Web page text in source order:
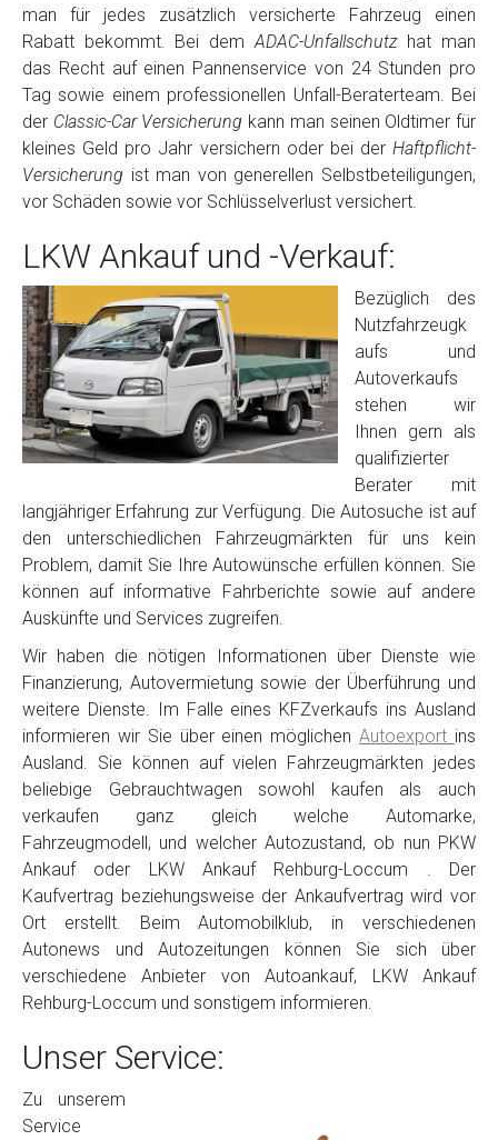
man für jedes zusätzlich versicherte Fahrzeug einen
Rabatt bekommt. Bei demADAC-Unfallschutzhat man
das Recht auf einen Pannenservice von 24 Stunden pro
Tag sowie einem professionellen Unfall-Beraterteam. Bei
der Classic-Car Versicherung kann man seinen Oldtimer für
kleines Geld pro Jahr versichern oder bei der Haftpflicht-
Versicherung ist man von generellen Selbstbeteiligungen,
vor Schäden sowie vor Schlüsselverlust versichert.
LKW Ankauf und -Verkauf:
Bezüglich des
Nutzfahrzeugk
aufs und
Autoverkaufs
stehen wir
Ihnen gern als
qualifizierter
Berater mit
langjähriger Erfahrung zur Verfügung. Die Autosuche ist auf
den unterschiedlichen Fahrzeugmärkten für uns kein
Problem, damit Sie Ihre Autowünsche erfüllen können. Sie
können auf informative Fahrberichte sowie auf andere
Auskünfte und Services zugreifen.
Wir haben die nötigen Informationen über Dienste wie
Finanzierung, Autovermietung sowie der Überführung und
weitere Dienste. Im Falle eines KFZverkaufs ins Ausland
informieren wir Sie über einen möglichenAutoexport ins
Ausland. Sie können auf vielen Fahrzeugmärkten jedes
beliebige Gebrauchtwagen sowohl kaufen als auch
verkaufen ganz gleich welche Automarke,
Fahrzeugmodell, und welcher Autozustand, ob nun PKW
Ankauf oder LKW Ankauf Rehburg-Loccum . Der
Kaufvertrag beziehungsweise der Ankaufvertrag wird vor
Ort erstellt. Beim Automobilklub, in verschiedenen
Autonews und Autozeitungen können Sie sich über
verschiedene Anbieter von Autoankauf, LKW Ankauf
Rehburg-Loccum und sonstigem informieren.
Unser Service:
Zu unserem
Service